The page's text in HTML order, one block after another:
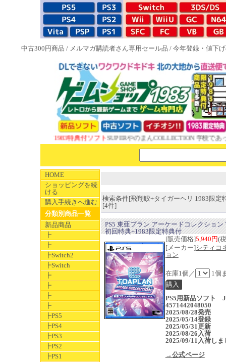
中古300円商品 / メルマガ購読者さん専用セール品 / 今年登録・値下
NEW 1983特典付ソフトSUPERやのまんCOLLECTION 学校であった
HOME
ショッピングを続
ける
購入手続きへ進む
分類別商品一覧
新品商品
┣
┣
┣Switch2
┣Switch
┣
┣
┣
┣
┣PS5
┣PS4
┣PS3
┣PS2
┣PS1
検索条件[飛翔鮫+タイガーヘリ 1983限定
[4件]
PS5 東亜プラン アーケードコレクション
初回特典+1983限定特典付
[販売価格]5,940円(
[メーカー]シティコ
ョン
在庫1個／ 1個
PS5用新品ソフト
4571442048050
2025/08/28発売
2025/05/14登録
2025/05/31更新
2025/08/26入荷
2025/09/11入荷しま
→公式ページ